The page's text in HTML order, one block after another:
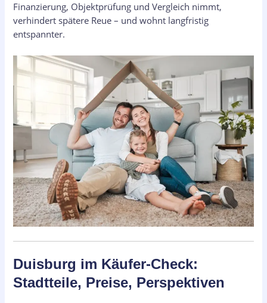
Finanzierung, Objektprüfung und Vergleich nimmt,
verhindert spätere Reue – und wohnt langfristig
entspannter.
Duisburg im Käufer-Check:
Stadtteile, Preise, Perspektiven